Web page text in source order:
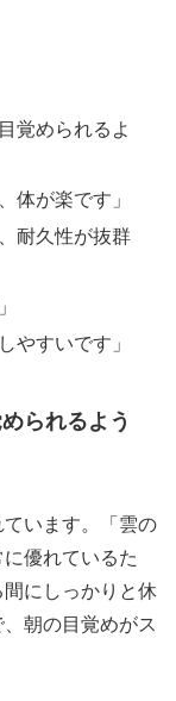
覚められるよ
体が楽です」
耐久性が抜群
やすいです」
られるよう
います。「雲の
優れているた
にしっかりと休
朝の目覚めがス